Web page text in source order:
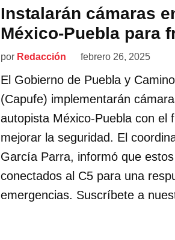
Instalarán cámaras
México-Puebla para
por Redacción febrero 26, 2025
El Gobierno de Puebla y
(Capufe) implementarán
autopista México-Puebla con el
mejorar la seguridad. El
García Parra, informó que
conectados al C5 para una
emergencias. Suscríbete a